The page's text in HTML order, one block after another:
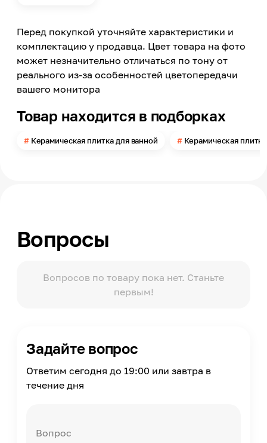
Модельный ряд
Moncada Crema
Материал
Керамика
Длина
Ширина
Толщина
Поверхность применения
Стена
Перед покупкой уточняйте характеристики и
комплектацию у продавца. Цвет товара на фото
может незначительно отличаться по тону от
реального из-за особенностей цветопередачи
вашего монитора
Товар находится в подборках
Керамическая плитка для ванной Керамическая
Вопросы
Вопросов по товару пока нет. Станьте
первым!
Задайте вопрос
Ответим сегодня до 19:00 или завтра в
течение дня
Вопрос